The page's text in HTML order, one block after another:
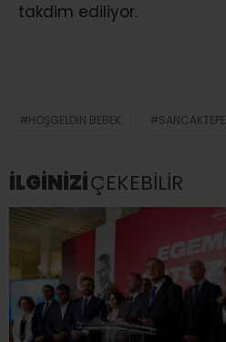
takdim ediliyor.
HOŞGELDIN BEBEK SANCAKTEPE
İLGİNİZİÇEKEBİLİR